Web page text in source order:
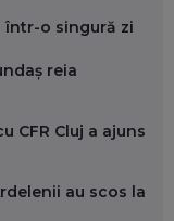
AL KULTH: CUM
DRUMUL
PRIMII PAȘI ÎNTR-O
într-o singură zi
reia
CFR Cluj a ajuns
au scos la